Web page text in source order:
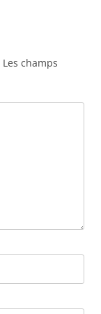
Les champs